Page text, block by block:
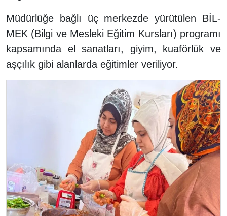
Müdürlüğe bağlı üç merkezde yürütülen BİL-
MEK (Bilgi ve Mesleki Eğitim Kursları) programı
kapsamında el sanatları, giyim, kuaförlük ve
aşçılık gibi alanlarda eğitimler veriliyor.